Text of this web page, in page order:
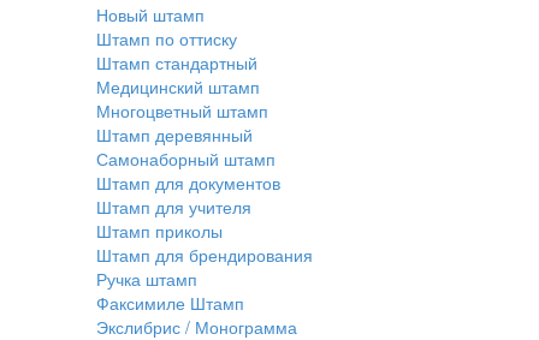
Новый штамп
Штамп по оттиску
Штамп стандартный
Медицинский штамп
Многоцветный штамп
Штамп деревянный
Самонаборный штамп
Штамп для документов
Штамп для учителя
Штамп приколы
Штамп для брендирования
Ручка штамп
Факсимиле Штамп
Экслибрис / Монограмма